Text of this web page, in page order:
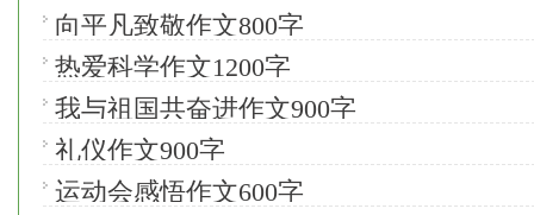
向平凡致敬作文800字
热爱科学作文1200字
我与祖国共奋进作文900字
礼仪作文900字
运动会感悟作文600字